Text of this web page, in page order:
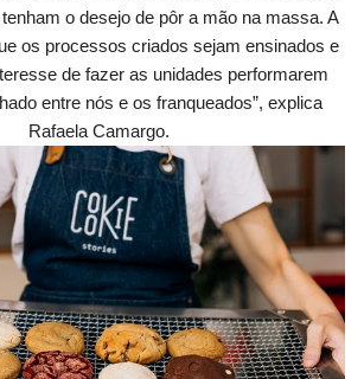
o desejo de pôr a mão na massa. A
os processos criados sejam ensinados e
de fazer as unidades performarem
entre nós e os franqueados”, explica
Rafaela Camargo.